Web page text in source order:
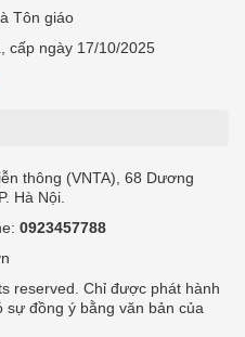
Tôn giáo
cấp ngày 17/10/2025
thông (VNTA), 68 Dương
Hà Nội.
0923457788
reserved. Chỉ được phát hành
sự đồng ý bằng văn bản của